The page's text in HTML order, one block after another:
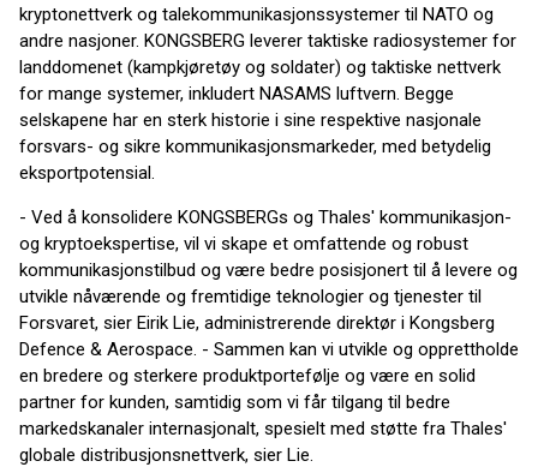
kryptonettverk og talekommunikasjonssystemer til NATO og
andre nasjoner. KONGSBERG leverer taktiske radiosystemer for
landdomenet (kampkjøretøy og soldater) og taktiske nettverk
for mange systemer, inkludert NASAMS luftvern. Begge
selskapene har en sterk historie i sine respektive nasjonale
forsvars- og sikre kommunikasjonsmarkeder, med betydelig
eksportpotensial.
- Ved å konsolidere KONGSBERGs og Thales' kommunikasjon-
og kryptoekspertise, vil vi skape et omfattende og robust
kommunikasjonstilbud og være bedre posisjonert til å levere og
utvikle nåværende og fremtidige teknologier og tjenester til
Forsvaret, sier Eirik Lie, administrerende direktør i Kongsberg
Defence & Aerospace. - Sammen kan vi utvikle og opprettholde
en bredere og sterkere produktportefølje og være en solid
partner for kunden, samtidig som vi får tilgang til bedre
markedskanaler internasjonalt, spesielt med støtte fra Thales'
globale distribusjonsnettverk, sier Lie.